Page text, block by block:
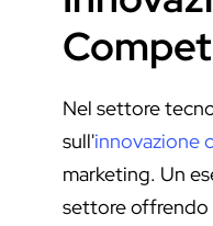
Nel settore
sull'innovazione
marketing. Un
settore offrendo